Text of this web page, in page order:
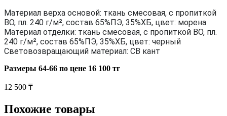
Материал верха основой: ткань смесовая, с пропиткой
ВО, пл. 240 г/м², состав 65%ПЭ, 35%ХБ, цвет: морена
Материал отделки: ткань смесовая, с пропиткой ВО, пл.
240 г/м², состав 65%ПЭ, 35%ХБ, цвет: черный
Световозвращающий материал: СВ кант
Размеры 64-66 по цене 16 100 тг
12 500 ₸
Похожие товары